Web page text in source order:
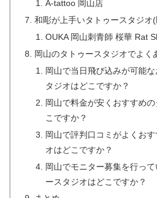
A-tattoo 岡山店
和彫が上手いタトゥースタジオ
OUKA 岡山刺青師 桜華 Rat
岡山のタトゥースタジオでよく
岡山で当日飛び込みが可能
タジオはどこですか？
岡山で料金が安くおすすめ
こですか？
岡山で評判口コミがよくお
オはどこですか？
岡山でモニター募集を行っ
ースタジオはどこですか？